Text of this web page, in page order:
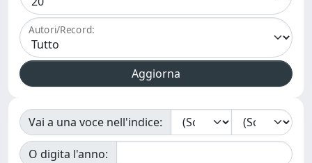
Autori/Record:
Vai a una voce nell'indice:
O digita l'anno: